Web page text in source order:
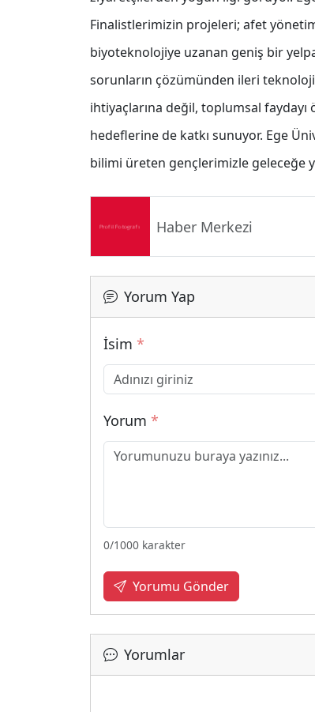
Finalistlerimizin projeleri; afet
biyoteknolojiye uzanan geniş bir
sorunların çözümünden ileri
ihtiyaçlarına değil, toplumsal faydayı
hedeflerine de katkı sunuyor. Ege
bilimi üreten gençlerimizle geleceğe
Haber Merkezi
Yorum Yap
İsim *
Yorum *
0/1000 karakter
Yorumu Gönder
Yorumlar